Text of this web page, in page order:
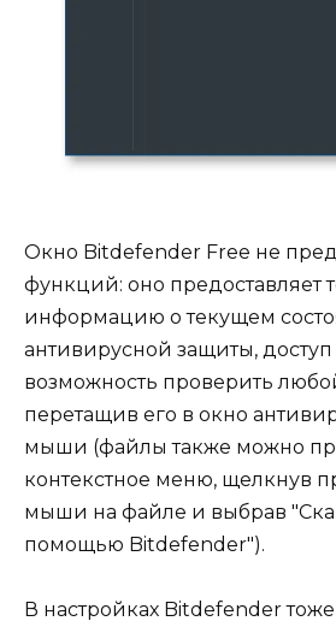
Окно Bitdefender Free не
функций: оно предоставляет
информацию о текущем
антивирусной защиты,
возможность проверить
перетащив его в окно
мыши (файлы также можно
контекстное меню, щелкнув
мыши на файле и выбрав
помощью Bitdefender").
В настройках Bitdefender тоже